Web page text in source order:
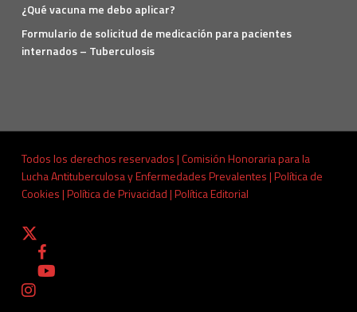
¿Qué vacuna me debo aplicar?
Formulario de solicitud de medicación para pacientes
internados – Tuberculosis
Todos los derechos reservados | Comisión Honoraria para la
Lucha Antituberculosa y Enfermedades Prevalentes |Política de
Cookies|Política de Privacidad|Política Editorial
x-
twitterfacebook
youtube
instagram